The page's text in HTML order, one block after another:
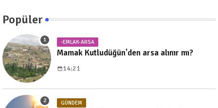
Popüler
-EMLAK-ARSA
Mamak Kutludüğün'den arsa alınır mı?
14:21
GÜNDEM